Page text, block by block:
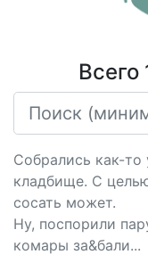
Всего
Собрались как-
кладбище. С
сосать может.
Ну, поспорили
комары за&бали...